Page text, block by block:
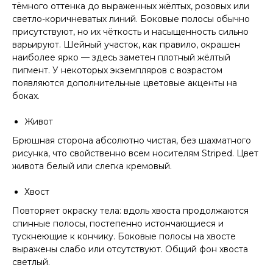
тёмного оттенка до выраженных жёлтых, розовых или
светло-коричневатых линий. Боковые полосы обычно
присутствуют, но их чёткость и насыщенность сильно
варьируют. Шейный участок, как правило, окрашен
наиболее ярко — здесь заметен плотный жёлтый
пигмент. У некоторых экземпляров с возрастом
появляются дополнительные цветовые акценты на
боках.
Живот
Брюшная сторона абсолютно чистая, без шахматного
рисунка, что свойственно всем носителям Striped. Цвет
живота белый или слегка кремовый.
Хвост
Повторяет окраску тела: вдоль хвоста продолжаются
спинные полосы, постепенно истончающиеся и
тускнеющие к кончику. Боковые полосы на хвосте
выражены слабо или отсутствуют. Общий фон хвоста
светлый.